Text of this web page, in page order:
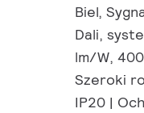
Biel,
Dali,
lm/W,
Szeroki
IP20 |